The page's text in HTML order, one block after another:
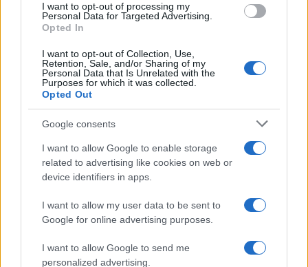
I want to opt-out of processing my
Personal Data for Targeted Advertising.
Opted In
I want to opt-out of Collection, Use,
Retention, Sale, and/or Sharing of my
Personal Data that Is Unrelated with the
Purposes for which it was collected.
Opted Out
Google consents
I want to allow Google to enable storage
related to advertising like cookies on web or
device identifiers in apps.
I want to allow my user data to be sent to
Google for online advertising purposes.
I want to allow Google to send me
personalized advertising.
Αν τα χάσατε
«Αφιέρωσε τη ζωή της στο
να βοηθά ανθρώπους που
είχαν ανάγκη» - Η πρώτη
της 38χρονης Λίζα που
βρέθηκε νεκρή στην
Αργολίδα:
58χρονου